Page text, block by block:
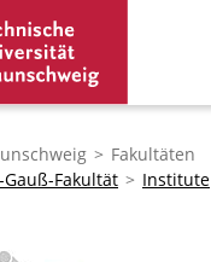
Fakultäten
Fakultät
Institute